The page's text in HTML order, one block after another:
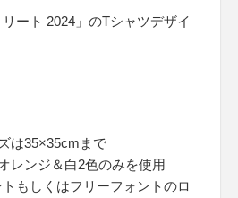
リート 2024」のTシャツデザイ
は35×35cmまで
レンジ＆白2色のみを使用
もしくはフリーフォントのロ